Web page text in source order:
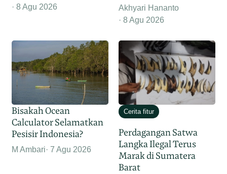
8 Agu 2026
Akhyari Hananto
8 Agu 2026
Bisakah Ocean
Calculator Selamatkan
Pesisir Indonesia?
M Ambari 7 Agu 2026
Cerita fitur
Perdagangan Satwa
Langka Ilegal Terus
Marak di Sumatera
Barat